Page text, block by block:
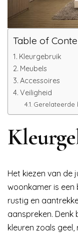
Table of
Kleurgebruik
Meubels
Accessoires
Veiligheid
Gerelateerde
Het kiezen van de
woonkamer is een
rustig en
aanspreken. Denk
kleuren zoals